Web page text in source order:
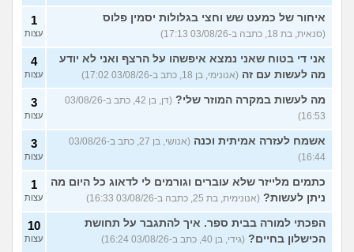
איחור של כמעט שש וחצי בגלולות יסמין פלוס
(סנאית, בת 18, כתבה ב-03/08/26 17:13)
1
עצות
אני די בטוח שאני נמצא איפשהו על הרצף ואני לא יודע
מה לעשות עם זה (אנונימי, בן 18, כתב ב-03/08/26 17:02)
4
עצות
מה לעשות במקרה המוזר שלי?
(דן, בן 42, כתב ב-03/08/26
16:53)
3
עצות
אשמח לעזרה אמיתית וכנה
(אנושי, בן 27, כתב ב-03/08/26
16:44)
3
עצות
כתמים מלייזר שלא עוברים וגורמים לי לדאוג כל היום מה
ניתן לעשות? (אנונימית, בת 25, כתבה ב-03/08/26 16:33)
1
עצות
הפכתי למורה בבית ספר. איך להתגבר על תחושת
הכישלון בחיים? (גידי, בן 40, כתב ב-03/08/26 16:24)
10
עצות